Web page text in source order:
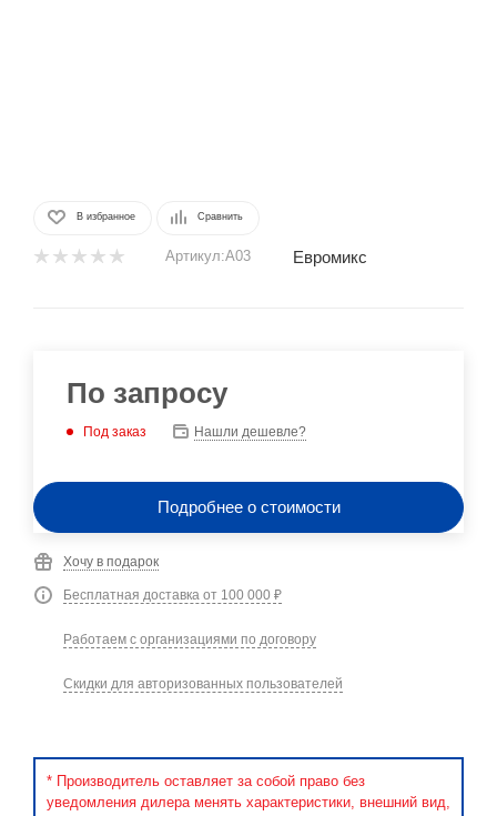
В избранное Сравнить
Артикул:А03 Евромикс
По запросу
Под заказ Нашли дешевле?
Подробнее о стоимости
Хочу в подарок
Бесплатная доставка от 100 000 ₽
Работаем с организациями по договору
Скидки для авторизованных пользователей
* Производитель оставляет за собой право без
уведомления дилера менять характеристики, внешний вид,